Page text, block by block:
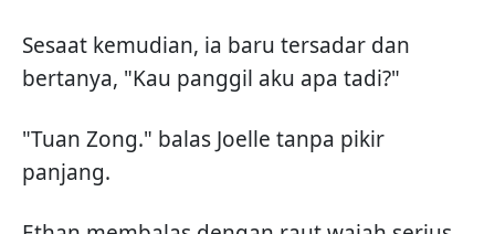
Sesaat kemudian, ia baru tersadar dan
bertanya, "Kau panggil aku apa tadi?"
"Tuan Zong." balas Joelle tanpa pikir
panjang.